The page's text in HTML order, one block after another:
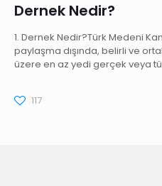
Dernek Nedir?
1. Dernek Nedir?Türk Medeni
paylaşma dışında, belirli ve
üzere en az yedi gerçek veya
117